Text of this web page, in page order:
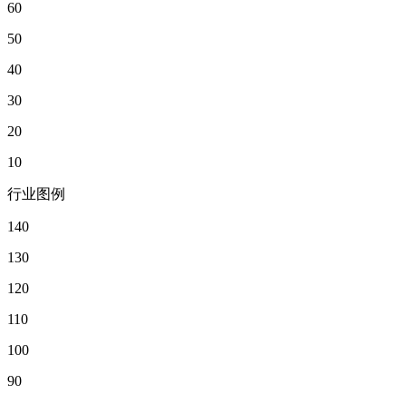
60
50
40
30
20
10
行业图例
140
130
120
110
100
90